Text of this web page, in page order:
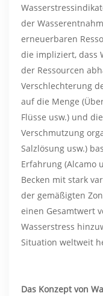
der
erneuerbaren
die impliziert, dass
der Ressourcen
Verschlechterung
auf die Menge
Flüsse usw.) und
Verschmutzung
Salzlösung usw.)
Erfahrung (Alcamo
Becken mit stark
der gemäßigten
einen Gesamtwert
Wasserstress
Situation weltweit
Das Konzept von